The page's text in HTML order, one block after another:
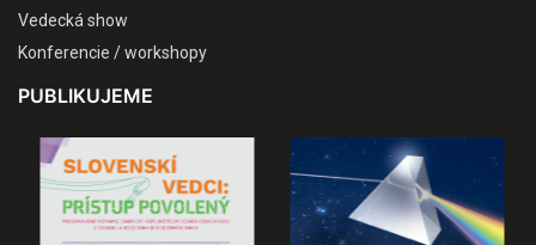
Vedecká show
Konferencie / workshopy
PUBLIKUJEME